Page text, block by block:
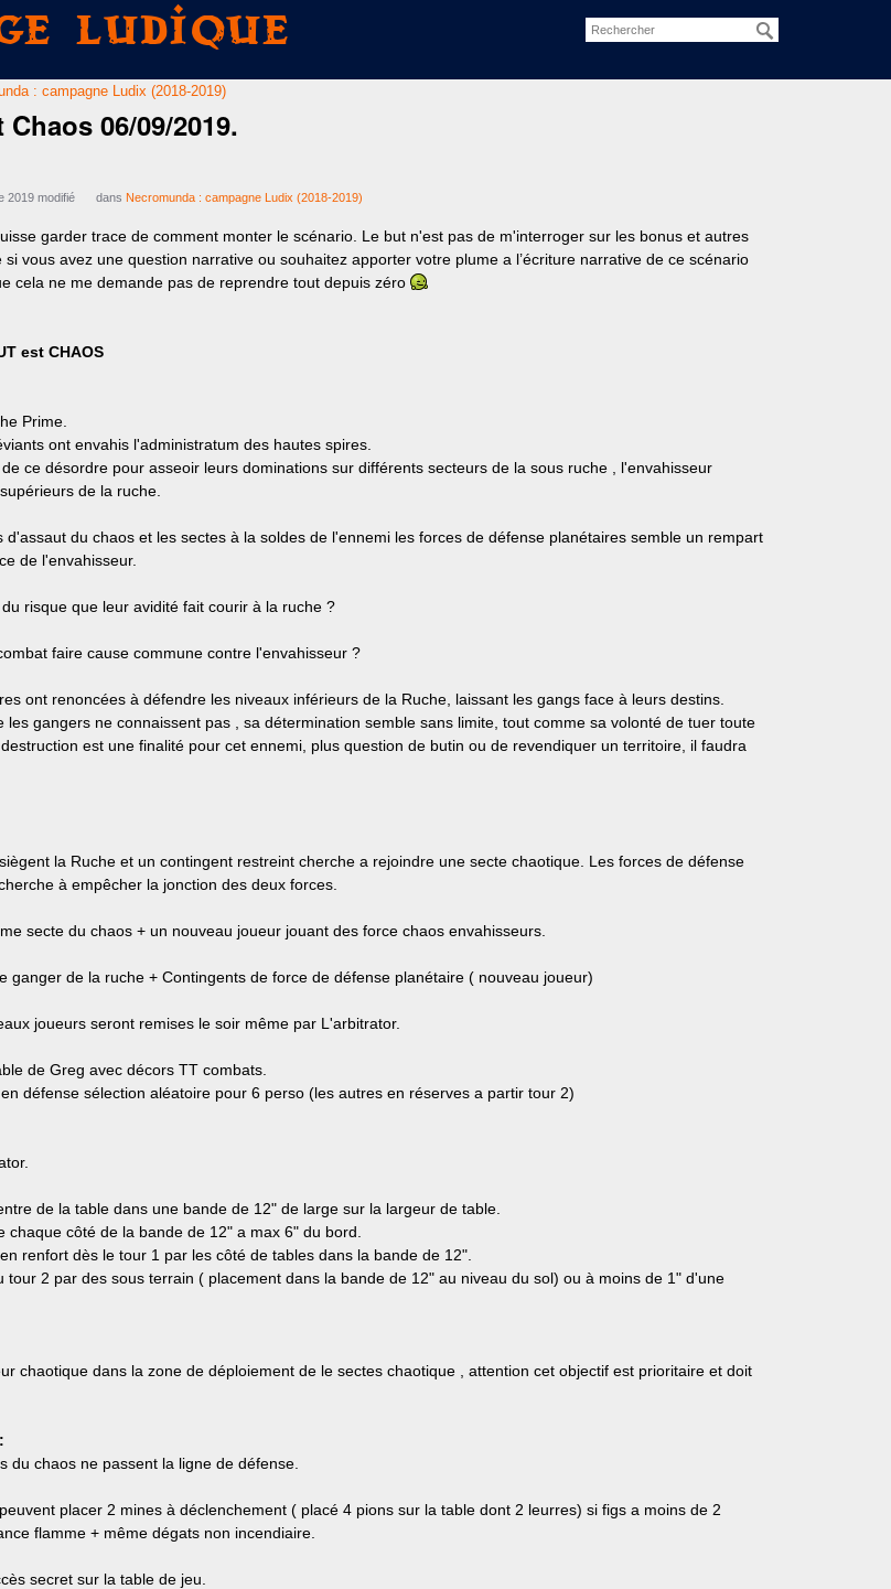
Ludique
: campagne Ludix (2018-2019)
06/09/2019.
2019 modifié dans Necromunda : campagne Ludix (2018-2019)
garder trace de comment monter le scénario. Le but n'est pas de m'interroger sur les bonus et autres
si vous avez une question narrative ou souhaitez apporter votre plume a l’écriture narrative de ce scénario
cela ne me demande pas de reprendre tout depuis zéro
est CHAOS
Prime.
ont envahis l'administratum des hautes spires.
ce désordre pour asseoir leurs dominations sur différents secteurs de la sous ruche , l'envahisseur
de la ruche.
du chaos et les sectes à la soldes de l'ennemi les forces de défense planétaires semble un rempart
de l'envahisseur.
risque que leur avidité fait courir à la ruche ?
faire cause commune contre l'envahisseur ?
ont renoncées à défendre les niveaux inférieurs de la Ruche, laissant les gangs face à leurs destins.
les gangers ne connaissent pas , sa détermination semble sans limite, tout comme sa volonté de tuer toute
est une finalité pour cet ennemi, plus question de butin ou de revendiquer un territoire, il faudra
la Ruche et un contingent restreint cherche a rejoindre une secte chaotique. Les forces de défense
à empêcher la jonction des deux forces.
secte du chaos + un nouveau joueur jouant des force chaos envahisseurs.
ganger de la ruche + Contingents de force de défense planétaire ( nouveau joueur)
joueurs seront remises le soir même par L'arbitrator.
de Greg avec décors TT combats.
défense sélection aléatoire pour 6 perso (les autres en réserves a partir tour 2)
de la table dans une bande de 12" de large sur la largeur de table.
chaque côté de la bande de 12" a max 6" du bord.
renfort dès le tour 1 par les côté de tables dans la bande de 12".
tour 2 par des sous terrain ( placement dans la bande de 12" au niveau du sol) ou à moins de 1" d'une
chaotique dans la zone de déploiement de le sectes chaotique , attention cet objectif est prioritaire et doit
du chaos ne passent la ligne de défense.
placer 2 mines à déclenchement ( placé 4 pions sur la table dont 2 leurres) si figs a moins de 2
flamme + même dégats non incendiaire.
secret sur la table de jeu.